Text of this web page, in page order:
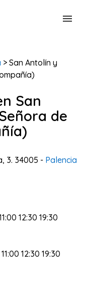
> San Antolín y
San
de
3. 34005 - Palencia
12:30 19:30
12:30 19:30